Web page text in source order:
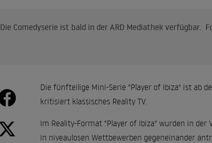
Die Comedyserie ist bald in der ARD Mediathek verfügbar.
Die fünfteilige Mini-Serie "Player of Ibiza" ist ab
kritisiert klassisches Reality TV.
Im Reality-Format "Player of Ibiza" wurden in
in niveaulosen Wettbewerben gegeneinander